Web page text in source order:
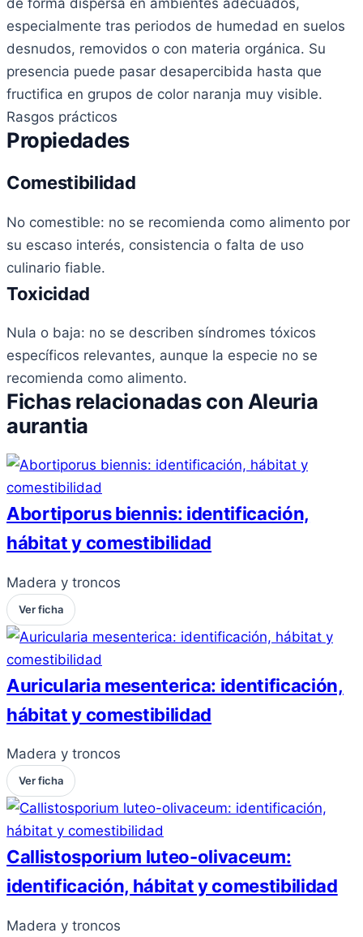
especialmente tras periodos de humedad en suelos
desnudos, removidos o con materia orgánica. Su
presencia puede pasar desapercibida hasta que
fructifica en grupos de color naranja muy visible.
Rasgos prácticos
Propiedades
Comestibilidad
No comestible: no se recomienda como alimento por
su escaso interés, consistencia o falta de uso
culinario fiable.
Toxicidad
Nula o baja: no se describen síndromes tóxicos
específicos relevantes, aunque la especie no se
recomienda como alimento.
Fichas relacionadas con Aleuria
aurantia
Abortiporus biennis: identificación,
hábitat y comestibilidad
Madera y troncos
Ver ficha
Auricularia mesenterica: identificación,
hábitat y comestibilidad
Madera y troncos
Ver ficha
Callistosporium luteo-olivaceum:
identificación, hábitat y comestibilidad
Madera y troncos